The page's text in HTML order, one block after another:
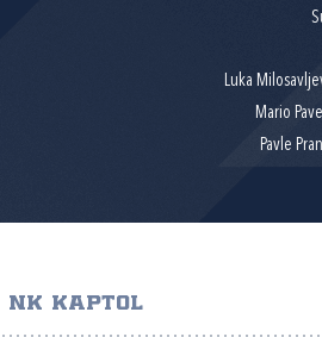
Luka
Mario
Pavle
NK KAPTOL